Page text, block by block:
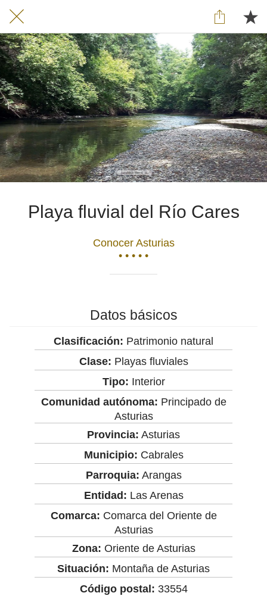
Playa fluvial del Río Cares
Conocer Asturias
• • • • •
Datos básicos
Clasificación: Patrimonio natural
Clase: Playas fluviales
Tipo: Interior
Comunidad autónoma: Principado de
Asturias
Provincia: Asturias
Municipio: Cabrales
Parroquia: Arangas
Entidad: Las Arenas
Comarca: Comarca del Oriente de
Asturias
Zona: Oriente de Asturias
Situación: Montaña de Asturias
Código postal: 33554